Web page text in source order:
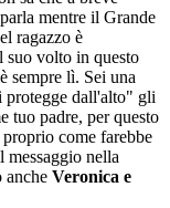
mentre il Grande
ragazzo è
suo volto in questo
sempre lì. Sei una
protegge dall'alto" gli
tuo padre, per questo
come farebbe
nella
anche Veronica e